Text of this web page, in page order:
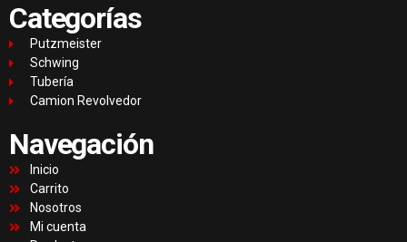
Categorías
Putzmeister
Schwing
Tubería
Camion Revolvedor
Navegación
Inicio
Carrito
Nosotros
Mi cuenta